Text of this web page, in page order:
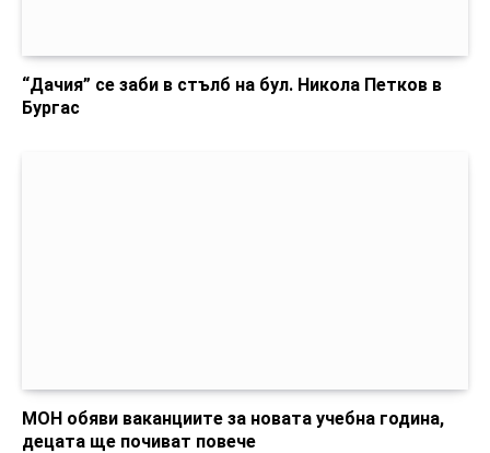
“Дачия” се заби в стълб на бул. Никола Петков в
Бургас
МОН обяви ваканциите за новата учебна година,
децата ще почиват повече